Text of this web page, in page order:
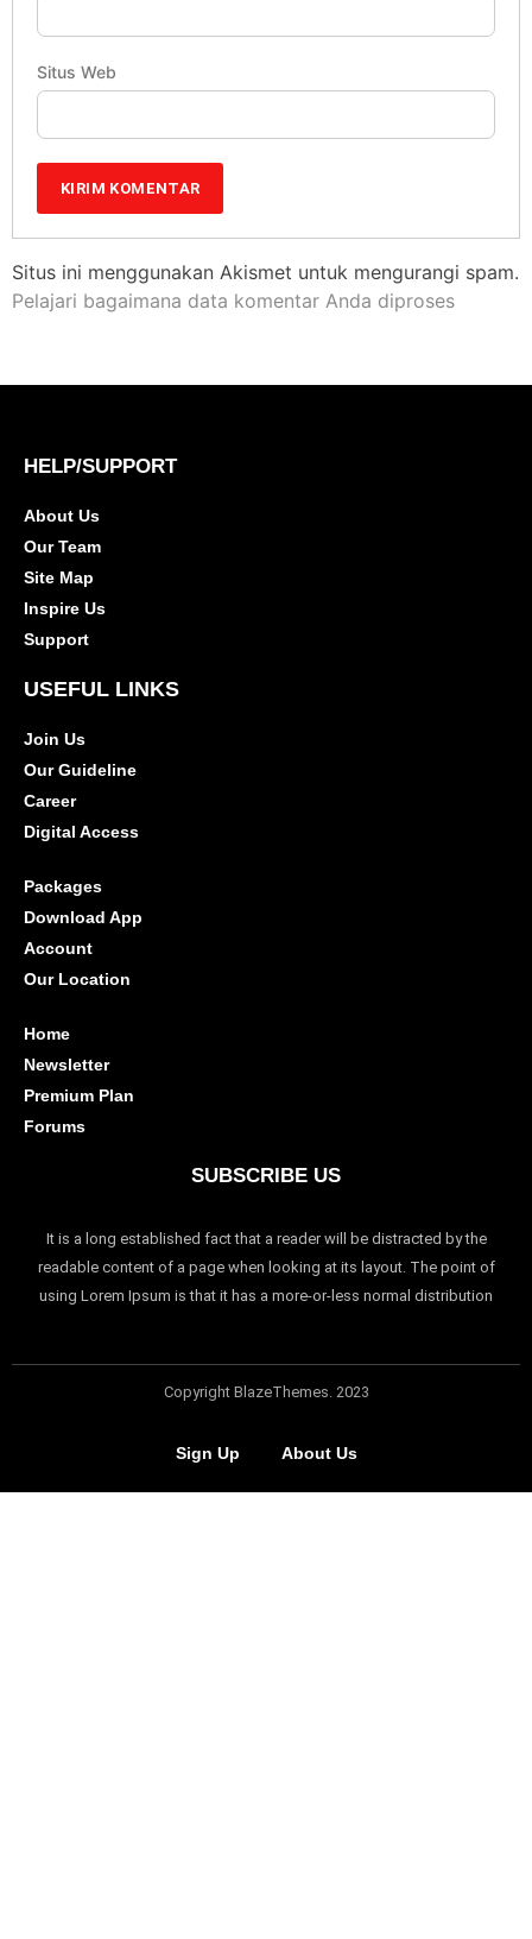
Situs Web
Situs ini menggunakan Akismet untuk mengurangi spam.
Pelajari bagaimana data komentar Anda diproses
HELP/SUPPORT
About Us
Our Team
Site Map
Inspire Us
Support
USEFUL LINKS
Join Us
Our Guideline
Career
Digital Access
Packages
Download App
Account
Our Location
Home
Newsletter
Premium Plan
Forums
SUBSCRIBE US
It is a long established fact that a reader will be distracted by the
readable content of a page when looking at its layout. The point of
using Lorem Ipsum is that it has a more-or-less normal distribution
Copyright BlazeThemes. 2023
Sign Up About Us